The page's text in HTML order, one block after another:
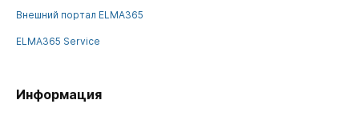
Внешний портал ELMA365
ELMA365 Service
Информация